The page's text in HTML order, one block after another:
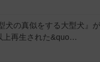
犬の真似をする大型犬』
上再生された&quo…